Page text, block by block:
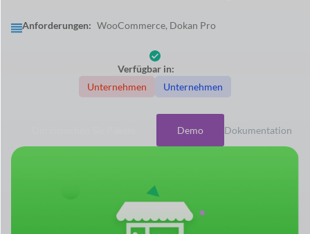
Anforderungen: WooCommerce, Dokan Pro
Verfügbar in:
Unternehmen
Unternehmen
Demo Dokumentation